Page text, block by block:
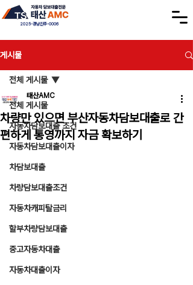
2025-경남진주-0006
게시물
전체 게시물
자동차담보대출 조건
자동차담보대출이자
차담보대출
차량담보대출조건
자동차캐피탈금리
할부차량담보대출
중고자동차대출
자동차대출이자
전체 게시물
차량만 있으면 부산자동차담보대출로 간
편하게 통영까지 자금 확보하기
태산AMC